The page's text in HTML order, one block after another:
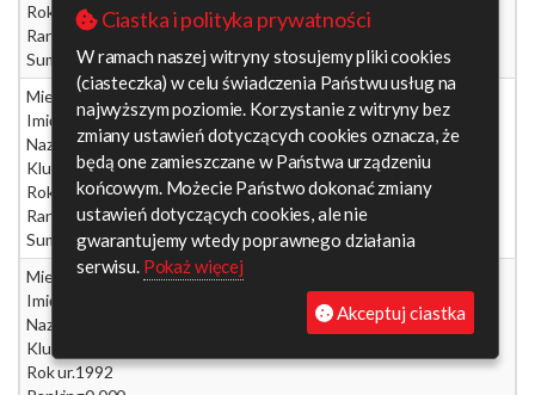
Rok ur. 1993
Ranking14.875
Suma punktów119
Miejsce92
Imię
Krzysztof
NazwiskoGostomczyk
Klub
KS Dzik, Parchowo
Rok ur. 1996
Ranking0.000
Suma punktów0
Miejsce92
Imię
Nazwisko
Klub
Rok ur.1992
Ciastka i polityka prywatności
W ramach naszej witryny stosujemy pliki cookies
(ciasteczka) w celu świadczenia Państwu usług na
najwyższym poziomie. Korzystanie z witryny bez
zmiany ustawień dotyczących cookies oznacza, że
będą one zamieszczane w Państwa urządzeniu
końcowym. Możecie Państwo dokonać zmiany
ustawień dotyczących cookies, ale nie
gwarantujemy wtedy poprawnego działania
serwisu. Pokaż więcej
Akceptuj ciastka